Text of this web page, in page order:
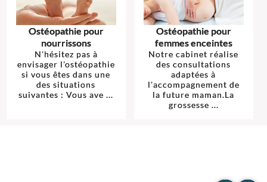
Ostéopathie pour
nourrissons
N'hésitez pas à
envisager l'ostéopathie
si vous êtes dans une
des situations
suivantes : Vous ave ...
Ostéopathie pour
femmes enceintes
Notre cabinet réalise
des consultations
adaptées à
l'accompagnement de
la future maman.La
grossesse ...